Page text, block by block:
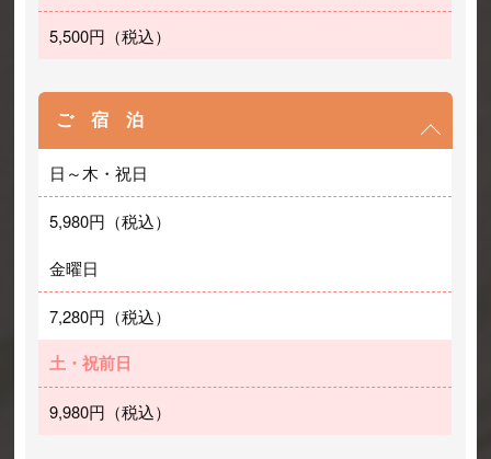
5,500円（税込）
ご 宿 泊
日～木・祝日
5,980円（税込）
金曜日
7,280円（税込）
土・祝前日
9,980円（税込）